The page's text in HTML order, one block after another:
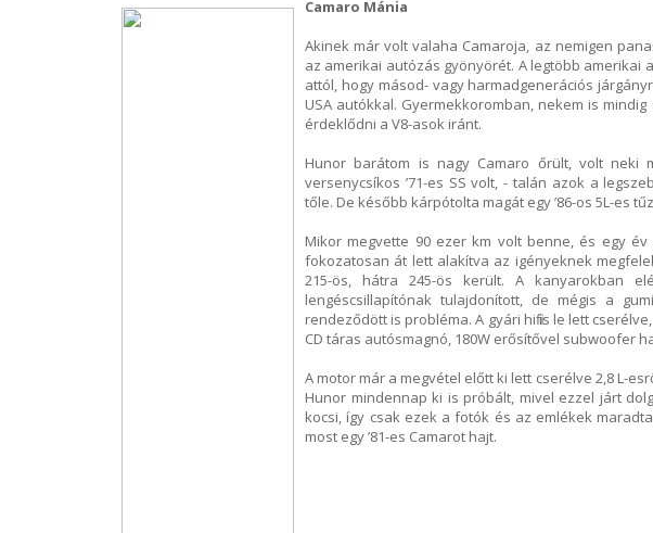
Camaro Mánia
Akinek már volt valaha Camaroja, az nemigen
az amerikai autózás gyönyörét. A legtöbb
attól, hogy másod- vagy harmadgenerációs
USA autókkal. Gyermekkoromban, nekem is
érdeklődni a V8-asok iránt.
Hunor barátom is nagy Camaro őrült, volt neki
versenycsíkos ’71-es SS volt, - talán azok a
tőle. De később kárpótolta magát egy ’86-os 5L-es
Mikor megvette 90 ezer km volt benne, és egy
fokozatosan át lett alakítva az igényeknek
215-ös, hátra 245-ös került. A kanyarokban
lengéscsillapítónak tulajdonított, de mégis a
rendeződött is probléma. A gyári hifi is le lett
CD táras autósmagnó, 180W erősítővel subwoofer
A motor már a megvétel előtt ki lett cserélve 2,8 L-
Hunor mindennap ki is próbált, mivel ezzel járt
kocsi, így csak ezek a fotók és az emlékek
most egy ’81-es Camarot hajt.